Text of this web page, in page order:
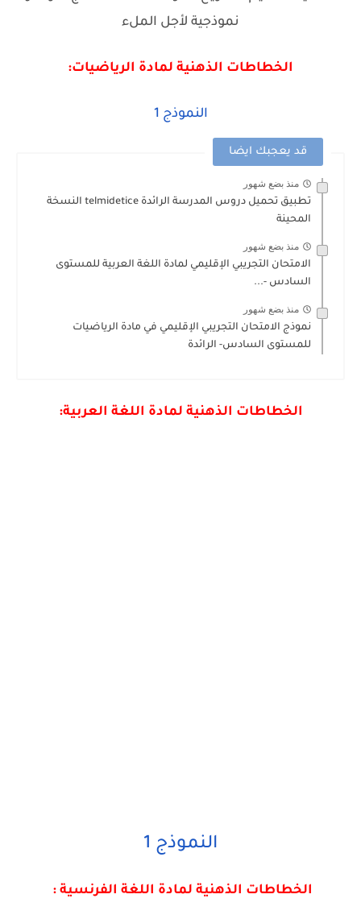
نموذجية لأجل الملء
الخطاطات الذهنية لمادة الرياضيات:
النموذج 1
قد يعجبك ايضا
منذ بضع شهور
تطبيق تحميل دروس المدرسة الرائدة telmidetice النسخة
المحينة
منذ بضع شهور
الامتحان التجريبي الإقليمي لمادة اللغة العربية للمستوى
السادس -...
منذ بضع شهور
نموذج الامتحان التجريبي الإقليمي في مادة الرياضيات
للمستوى السادس- الرائدة
الخطاطات الذهنية لمادة اللغة العربية:
النموذج 1
الخطاطات الذهنية لمادة اللغة الفرنسية :